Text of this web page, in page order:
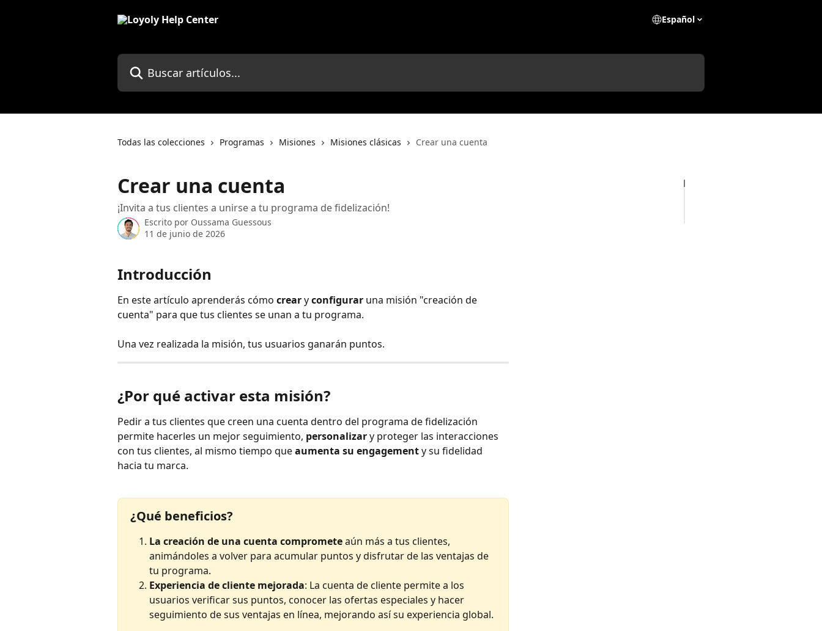
Español
Buscar artículos...
Todas las colecciones Programas Misiones Misiones clásicas Crear una cuenta
Crear una cuenta
¡Invita a tus clientes a unirse a tu programa de fidelización!
Escrito por Oussama Guessous
11 de junio de 2026
Introducción
En este artículo aprenderás cómo crear y configurar una misión "creación de
cuenta" para que tus clientes se unan a tu programa.
Una vez realizada la misión, tus usuarios ganarán puntos.
¿Por qué activar esta misión?
Pedir a tus clientes que creen una cuenta dentro del programa de fidelización
permite hacerles un mejor seguimiento, personalizar y proteger las interacciones
con tus clientes, al mismo tiempo que aumenta su engagement y su fidelidad
hacia tu marca.
¿Qué beneficios?
La creación de una cuenta compromete aún más a tus clientes,
animándoles a volver para acumular puntos y disfrutar de las ventajas de
tu programa.
Experiencia de cliente mejorada: La cuenta de cliente permite a los
usuarios verificar sus puntos, conocer las ofertas especiales y hacer
seguimiento de sus ventajas en línea, mejorando así su experiencia global.